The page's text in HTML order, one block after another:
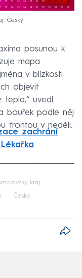
Český
posunou k
mapa
v blízkosti
objevit
uvedl
bouřek podle něj
frontou v neděli.
zachrání
kraj
Česko